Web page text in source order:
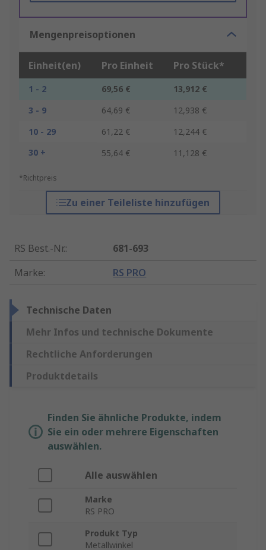
Mengenpreisoptionen
Einheit(en) Pro Einheit Pro Stück*
1 - 2 69,56 €
13,912 €
3 - 9
64,69 €
12,938 €
10 - 29
61,22 €
12,244 €
30 +
55,64 € 11,128 €
*Richtpreis
Zu einer Teileliste hinzufügen
RS Best.-Nr.:
681-693
Marke: RS PRO
Technische Daten
Mehr Infos und technische Dokumente
Rechtliche Anforderungen
Produktdetails
Finden Sie ähnliche Produkte, indem
Sie ein oder mehrere Eigenschaften
auswählen.
Alle auswählen
Marke
RS PRO
Produkt Typ
Metallwinkel